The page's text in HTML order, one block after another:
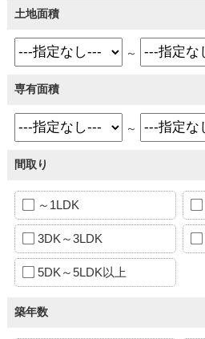
土地面積
～
専有面積
～
間取り
～1LDK
3DK～3LDK
5DK～5LDK以上
築年数